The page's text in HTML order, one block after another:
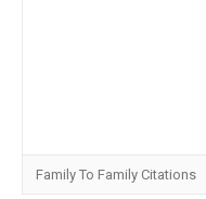
Family To Family Citations